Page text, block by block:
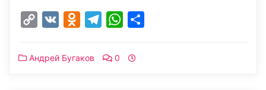
Copy
VK Odnoklassniki
TelegramWhatsApp
Андрей Бугаков 0